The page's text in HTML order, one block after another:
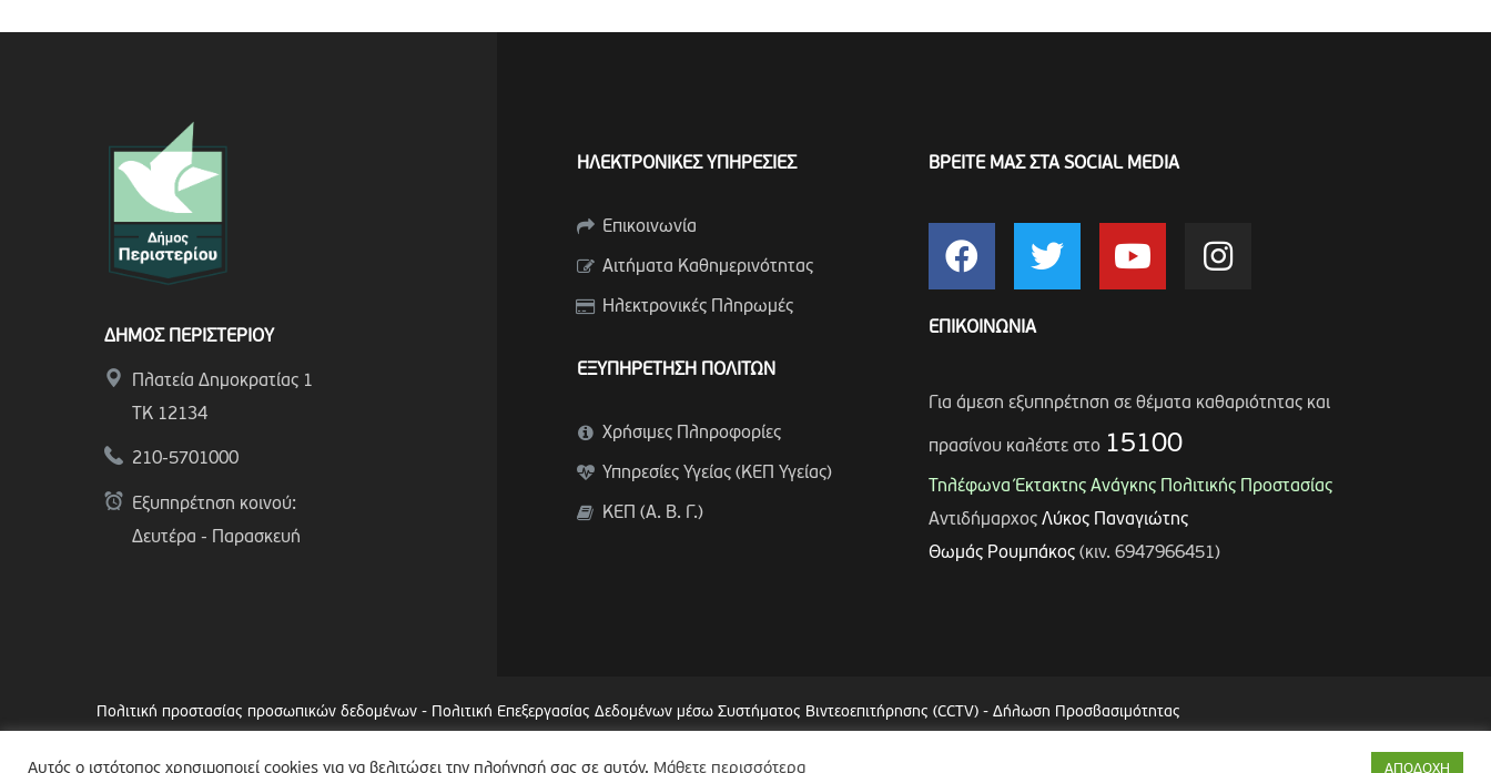
ΔΗΜΟΣ ΠΕΡΙΣΤΕΡΙΟΥ
Πλατεία Δημοκρατίας 1
ΤΚ 12134
210-5701000
Εξυπηρέτηση κοινού:
Δευτέρα - Παρασκευή
ΗΛΕΚΤΡΟΝΙΚΕΣ ΥΠΗΡΕΣΙΕΣ
Επικοινωνία
Αιτήματα Καθημερινότητας
Ηλεκτρονικές Πληρωμές
ΕΞΥΠΗΡΕΤΗΣΗ ΠΟΛΙΤΩΝ
Χρήσιμες Πληροφορίες
Υπηρεσίες Υγείας (ΚΕΠ Υγείας)
ΚΕΠ (Α. Β. Γ.)
ΒΡΕΙΤΕ ΜΑΣ ΣΤΑ SOCIAL MEDIA
ΕΠΙΚΟΙΝΩΝΙΑ
Για άμεση εξυπηρέτηση σε θέματα καθαριότητας και
πρασίνου καλέστε στο 15100
Τηλέφωνα Έκτακτης Ανάγκης Πολιτικής Προστασίας
Αντιδήμαρχος Λύκος Παναγιώτης
Θωμάς Ρουμπάκος(κιν. 6947966451)
Πολιτική προστασίας προσωπικών δεδομένων - Πολιτική Επεξεργασίας Δεδομένων μέσω Συστήματος Βιντεοεπιτήρησης (CCTV) - Δήλωση Προσβασιμότητας
Αυτός ο ιστότοπος χρησιμοποιεί cookies για να βελιτώσει την πλοήγησή σας σε αυτόν. Μάθετε περισσότερα ΑΠΟΔΟΧΗ